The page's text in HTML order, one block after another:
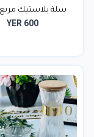
سلة بلاستيك
YER 600